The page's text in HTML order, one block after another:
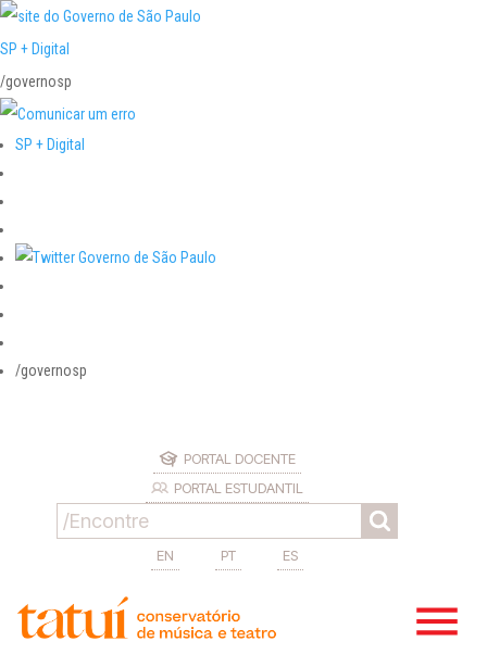
SP + Digital
/governosp
SP + Digital
/governosp
PORTAL DOCENTE
PORTAL ESTUDANTIL
EN PT ES